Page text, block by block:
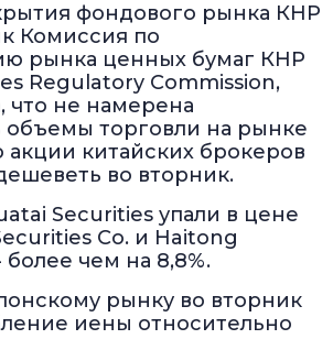
фондового рынка КНР
Комиссия по
рынка ценных бумаг КНР
Regulatory Commission,
что не намерена
объемы торговли на рынке
акции китайских брокеров
во вторник.
Securities упали в цене
Co. и Haitong
более чем на 8,8%.
рынку во вторник
иены относительно